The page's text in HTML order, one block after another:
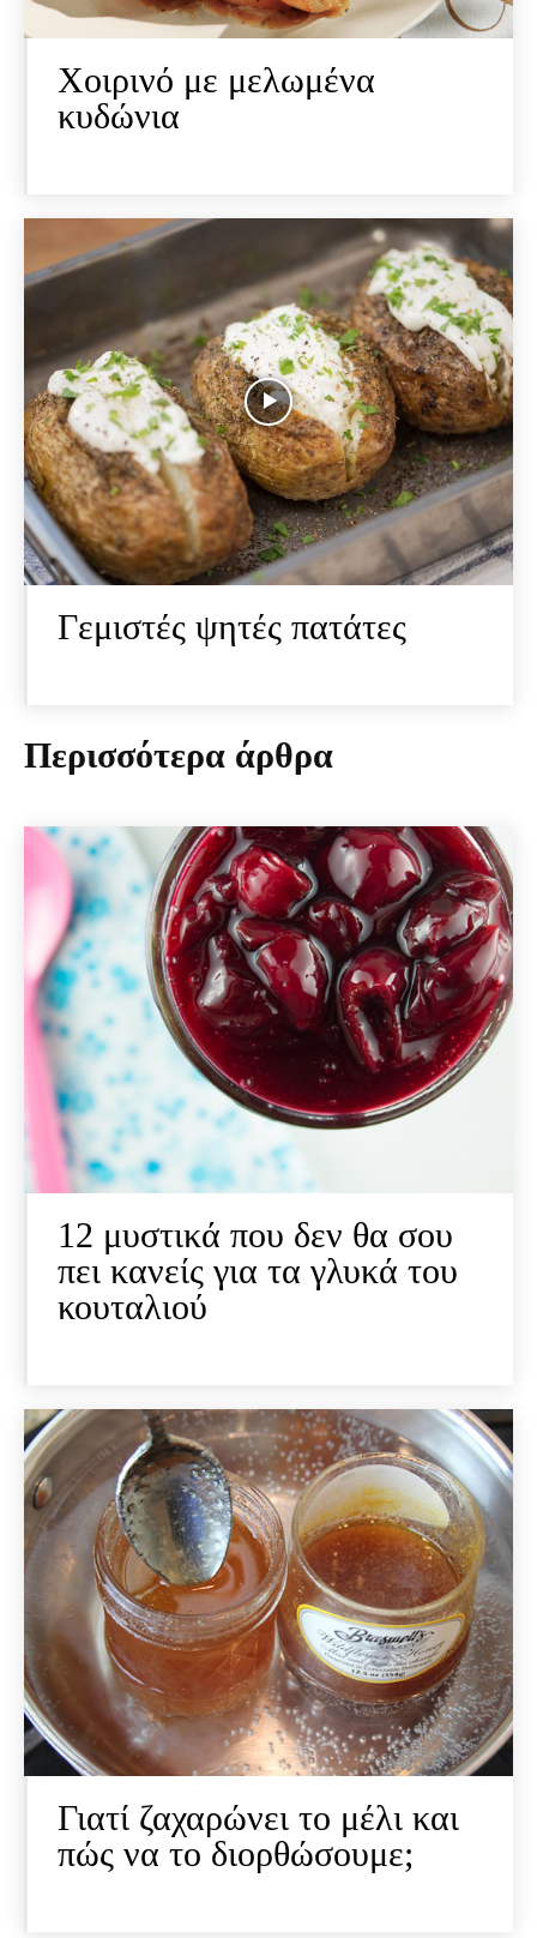
Χοιρινό με μελωμένα
κυδώνια
Γεμιστές ψητές πατάτες
Περισσότερα άρθρα
12 μυστικά που δεν θα σου
πει κανείς για τα γλυκά του
κουταλιού
Γιατί ζαχαρώνει το μέλι και
πώς να το διορθώσουμε;